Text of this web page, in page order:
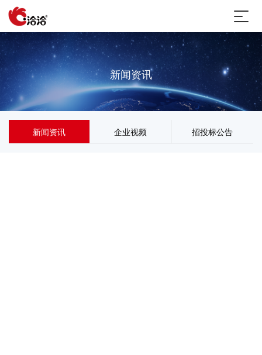
新闻资讯
新闻资讯 企业视频 招投标公告